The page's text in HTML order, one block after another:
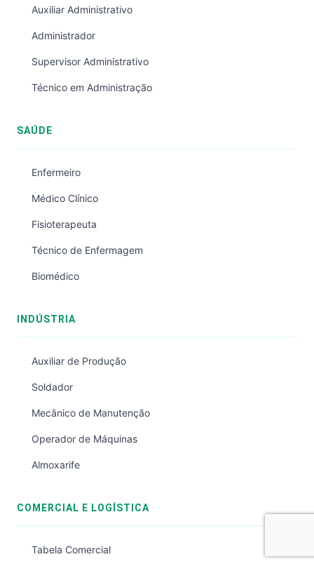
Auxiliar Administrativo
Administrador
Supervisor Administrativo
Técnico em Administração
SAÚDE
Enfermeiro
Médico Clínico
Fisioterapeuta
Técnico de Enfermagem
Biomédico
INDÚSTRIA
Auxiliar de Produção
Soldador
Mecânico de Manutenção
Operador de Máquinas
Almoxarife
COMERCIAL E LOGÍSTICA
Tabela Comercial